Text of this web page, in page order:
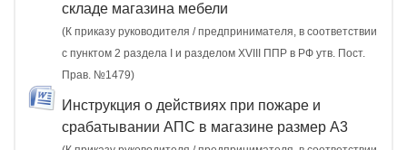
складе магазина мебели
(К приказу руководителя / предпринимателя, в соответствии
с пунктом 2 раздела I и разделом XVIII ППР в РФ утв. Пост.
Прав. №1479)
Инструкция о действиях при пожаре и
срабатывании АПС в магазине размер А3